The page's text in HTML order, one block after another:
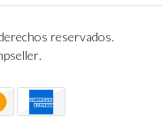
reservados.
.